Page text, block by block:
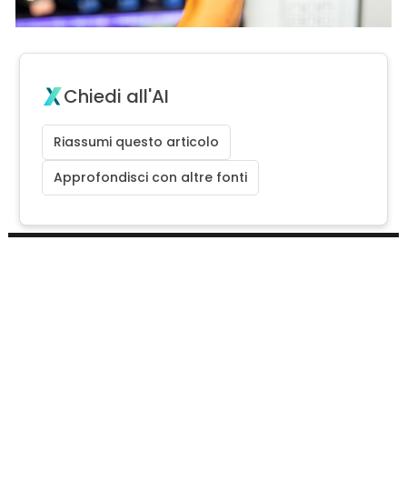
Chiedi all'AI
Riassumi questo articolo
Approfondisci con altre fonti